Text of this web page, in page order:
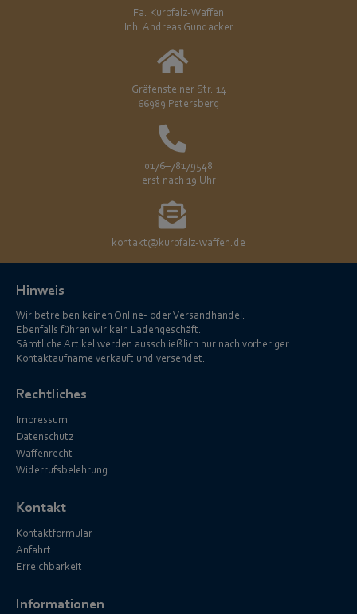
Fa. Kurpfalz-Waffen
Inh. Andreas Gundacker
Gräfensteiner Str. 14
66989 Petersberg
0176–78179548
erst nach 19 Uhr
kontakt@kurpfalz-waffen.de
Hinweis
Wir betreiben keinen Online- oder Versandhandel.
Ebenfalls führen wir kein Ladengeschäft.
Sämtliche Artikel werden ausschließlich nur nach vorheriger
Kontaktaufname verkauft und versendet.
Rechtliches
Impressum
Datenschutz
Waffenrecht
Widerrufsbelehrung
Kontakt
Kontaktformular
Anfahrt
Erreichbarkeit
Informationen